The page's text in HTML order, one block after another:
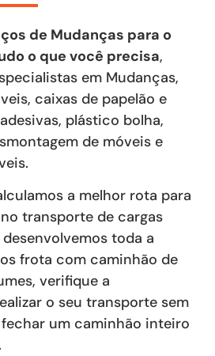
de Mudanças para o
o que você precisa,
em Mudanças,
caixas de papelão e
plástico bolha,
de móveis e
a melhor rota para
transporte de cargas
toda a
frota com caminhão de
verifique a
o seu transporte sem
um caminhão inteiro